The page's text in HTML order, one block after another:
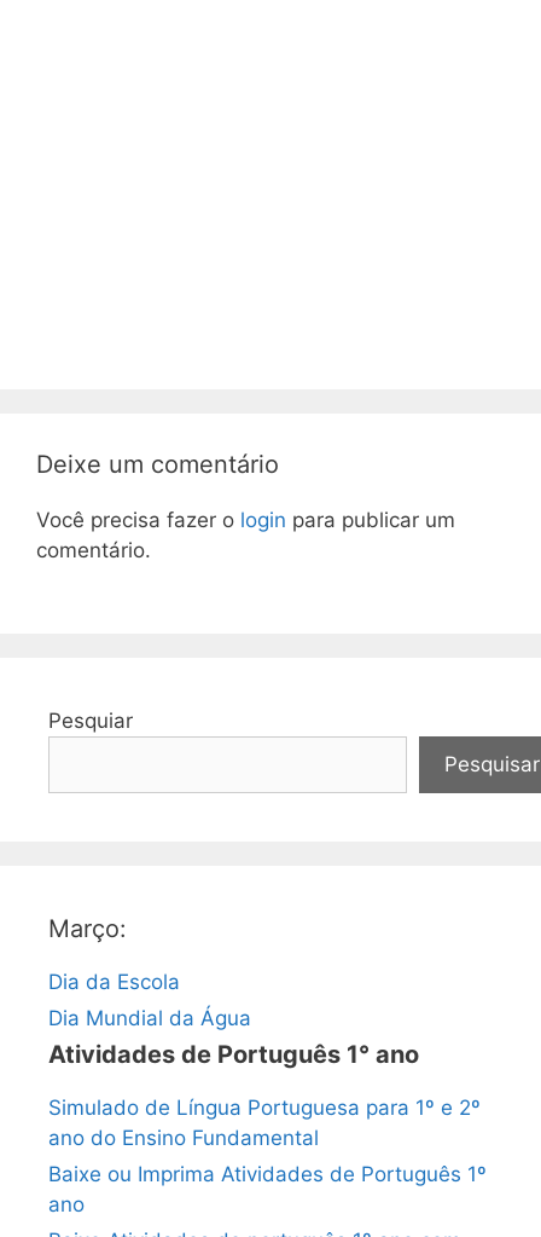
Deixe um comentário
Você precisa fazer o login para publicar um
comentário.
Pesquiar
Pesquisar
Março:
Dia da Escola
Dia Mundial da Água
Atividades de Português 1° ano
Simulado de Língua Portuguesa para 1º e 2º
ano do Ensino Fundamental
Baixe ou Imprima Atividades de Português 1º
ano